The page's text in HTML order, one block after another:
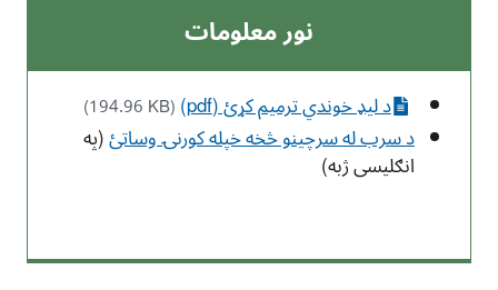
نور معلومات
د لیډ خوندي ترمیم کړئ (pdf) (194.96 KB)
د سرب له سرچینو څخه خپله کورنۍ وساتئ(په
انګلیسی ژبه)